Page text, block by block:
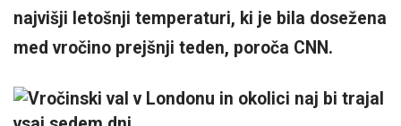
najvišji letošnji temperaturi, ki je bila dosežena
med vročino prejšnji teden, poroča CNN.